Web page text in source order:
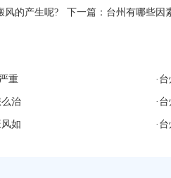
风的产生呢? 下一篇： 台州有哪些因
·
重
·
治
·
如